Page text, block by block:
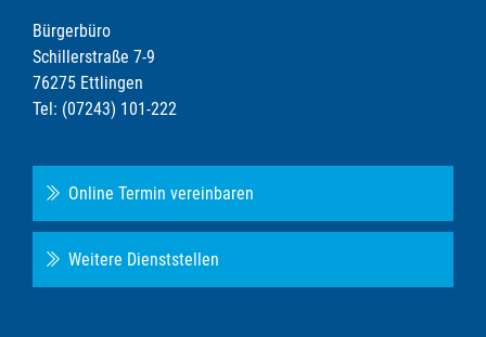
Bürgerbüro
Schillerstraße 7-9
76275 Ettlingen
Tel: (07243) 101-222
Online Termin vereinbaren
Weitere Dienststellen